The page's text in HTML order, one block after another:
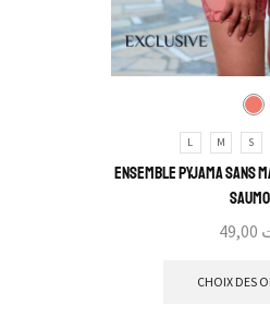
L M S
Ensemble pyjama sans
CHOIX DES